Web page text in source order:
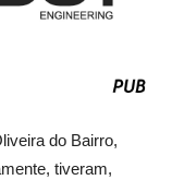
do Bairro,
tiveram,